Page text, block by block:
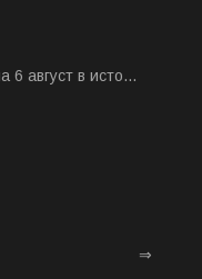
6 август в исто...
⇒